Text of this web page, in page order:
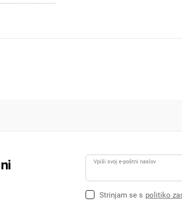
Vpiši svoj e-poštni naslov
Strinjam se s politiko